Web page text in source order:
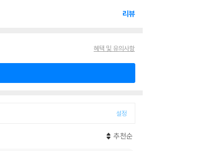
리뷰
혜택 및 유의사항
설정
추천순